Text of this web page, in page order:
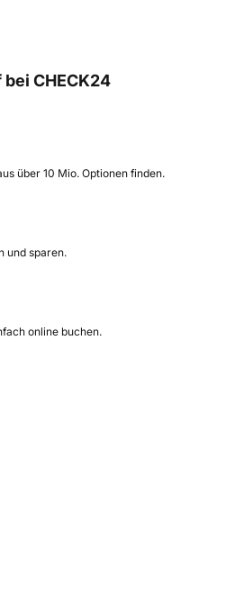
CHECK24
über 10 Mio. Optionen finden.
und sparen.
online buchen.